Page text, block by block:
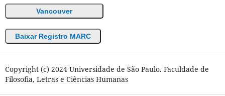
Vancouver
Baixar Registro MARC
Copyright (c) 2024 Universidade de São Paulo. Faculdade de
Filosofia, Letras e Ciências Humanas